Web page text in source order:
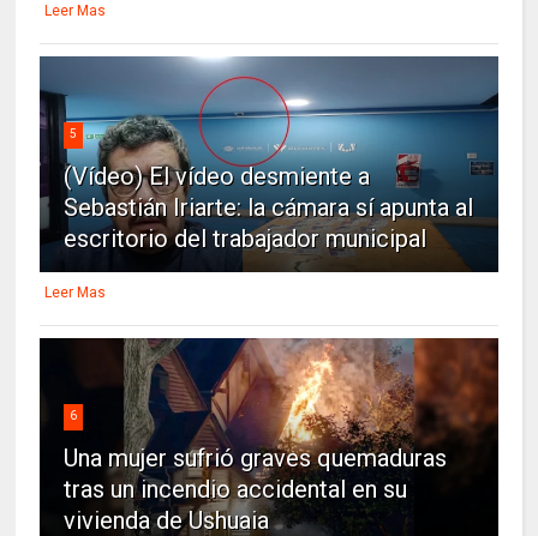
Leer Mas
5
(Vídeo) El vídeo desmiente a
Sebastián Iriarte: la cámara sí apunta al
escritorio del trabajador municipal
Leer Mas
6
Una mujer sufrió graves quemaduras
tras un incendio accidental en su
vivienda de Ushuaia